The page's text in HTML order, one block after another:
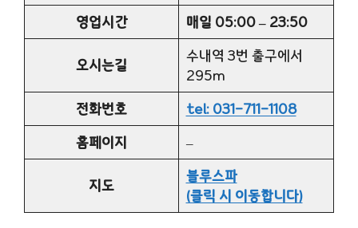
영업시간
매일 05:00 – 23:50
오시는길
수내역 3번 출구에서
295m
전화번호
tel: 031-711-1108
홈페이지
–
지도
블루스파
(클릭 시 이동합니다)